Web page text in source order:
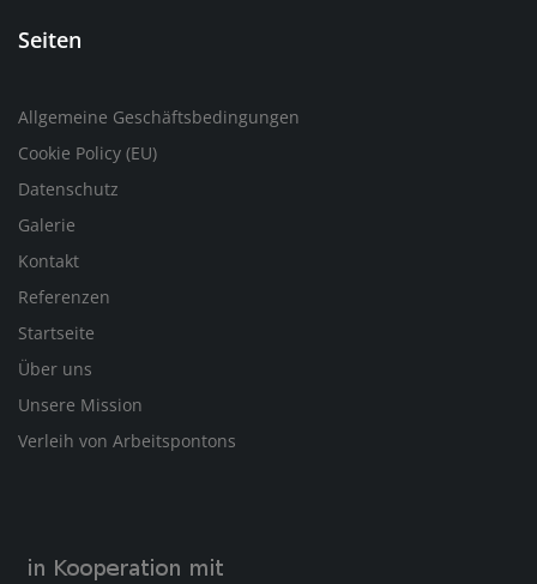
Seiten
Allgemeine Geschäftsbedingungen
Cookie Policy (EU)
Datenschutz
Galerie
Kontakt
Referenzen
Startseite
Über uns
Unsere Mission
Verleih von Arbeitspontons